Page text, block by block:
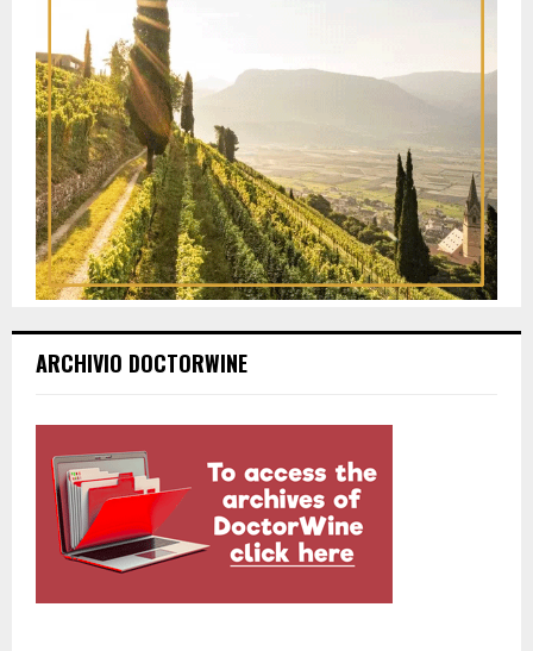
ARCHIVIO DOCTORWINE